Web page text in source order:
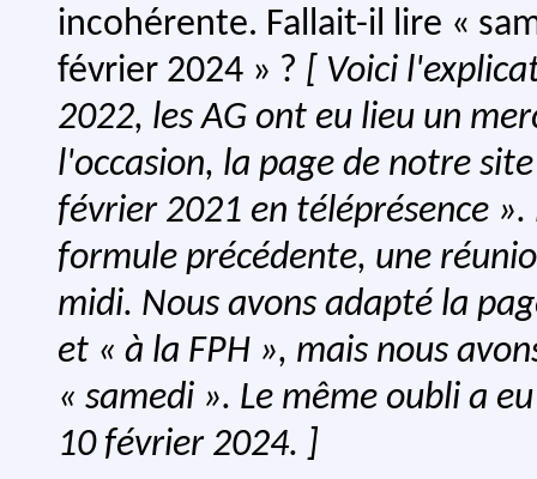
incohérente. Fallait-il lire «
février 2024 » ? [ Voici
2022, les AG ont eu lieu un
l'occasion, la page de notre
février 2021 en téléprésence
formule précédente, une
midi. Nous avons adapté la
et « à la FPH », mais nous
« samedi ». Le même oubli a
10 février 2024. ]